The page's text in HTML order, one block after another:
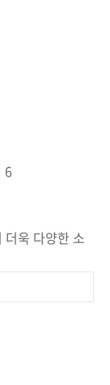
6
더욱 다양한 소